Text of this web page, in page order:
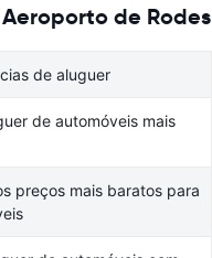
de Rodes
de aluguer
de automóveis mais
preços mais baratos para